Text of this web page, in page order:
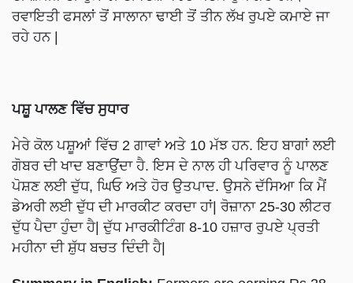
ਰਵਾਇਤੀ ਫਸਲਾਂ ਤੋਂ ਸਾਲਾਨਾ ਢਾਈ ਤੋਂ ਤੀਨ ਲੱਖ ਰੁਪਏ ਕਮਾਏ ਜਾ
ਰਹੇ ਹਨ |
ਪਸ਼ੂ ਪਾਲਣ ਵਿੱਚ ਸੁਧਾਰ
ਮੇਰੇ ਕੋਲ ਪਸ਼ੂਆਂ ਵਿੱਚ 2 ਗਾਵਾਂ ਅਤੇ 10 ਮੱਝ ਹਨ. ਇਹ ਬਾਗਾਂ ਲਈ
ਗੋਬਰ ਦੀ ਖਾਦ ਬਣਾਉਂਦਾ ਹੈ. ਇਸ ਦੇ ਨਾਲ ਹੀ ਪਰਿਵਾਰ ਨੂੰ ਪਾਲਣ
ਪੋਸ਼ਣ ਲਈ ਦੁੱਧ, ਘਿਓ ਅਤੇ ਹੋਰ ਉਤਪਾਦ. ਉਸਨੇ ਦੱਸਿਆ ਕਿ ਮੈਂ
ਡੇਅਰੀ ਲਈ ਦੁੱਧ ਦੀ ਮਾਰਕੀਟ ਕਰਦਾ ਹਾਂ| ਰੋਜ਼ਾਨਾ 25-30 ਲੀਟਰ
ਦੁੱਧ ਪੈਦਾ ਹੁੰਦਾ ਹੈ| ਦੁੱਧ ਮਾਰਕੀਟਿੰਗ 8-10 ਹਜ਼ਾਰ ਰੁਪਏ ਪ੍ਰਤੀ
ਮਹੀਨਾ ਦੀ ਸ਼ੁੱਧ ਬਚਤ ਦਿੰਦੀ ਹੈ|